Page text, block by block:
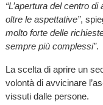
“L’apertura del centro
oltre le aspettative”,
molto forte delle
sempre più complessi”.
La scelta di aprire un
volontà di avvicinare
vissuti dalle persone.